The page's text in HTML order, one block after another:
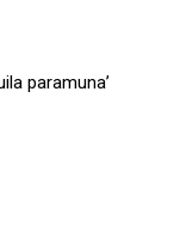
paramuna’